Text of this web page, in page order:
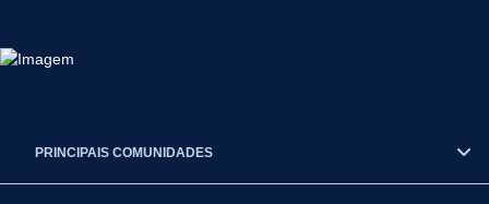
PRINCIPAIS COMUNIDADES